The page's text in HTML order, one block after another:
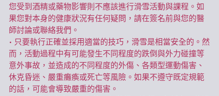
您受到酒精或藥物影響則不應該進行滑雪活動與課程。如
果您對本身的健康狀況有任何疑問，請在簽名前與您的醫
師討論或聯絡我們。
• 只要執行正確並採用適當的技巧，滑雪是相當安全的。然
而，活動過程中有可能發生不同程度的跌倒與外力碰撞等
意外事故，並造成的不同程度的外傷、各類型運動傷害、
休克昏迷、嚴重癱瘓或死亡等風險。如果不遵守既定規範
的話，可能會導致嚴重的傷害。